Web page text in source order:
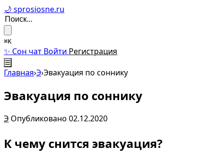
🌙 sprosiosne.ru
⌘K
✨ Сон чат Войти Регистрация
☰
Главная›Э›Эвакуация по соннику
Эвакуация по соннику
Э Опубликовано 02.12.2020
К чему снится эвакуация?